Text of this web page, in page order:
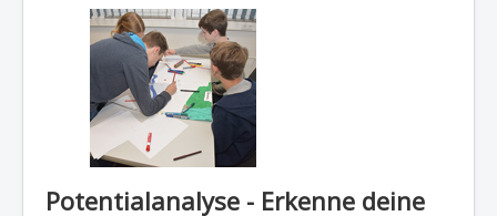
Potentialanalyse - Erkenne deine